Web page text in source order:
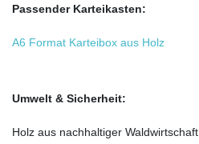
Passender Karteikasten:
A6 Format Karteibox aus Holz
Umwelt & Sicherheit:
Holz aus nachhaltiger Waldwirtschaft